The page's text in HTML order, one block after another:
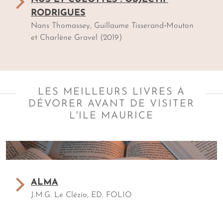
invite à repenser l’évasion et à préserver ce
« paradis retrouvé ».
RODRIGUES
Nans Thomassey, Guillaume Tisserand‑Mouton
et Charlène Gravel (2019)
la doyenne de l’île. En chemin, ils
rencontrent les Rodriguais, explorent les
secrets de la longévité et partagent des
LES MEILLEURS LIVRES À
DÉVORER AVANT DE VISITER
L'ILE MAURICE
ALMA
J.M.G. Le Clézio, ED. FOLIO